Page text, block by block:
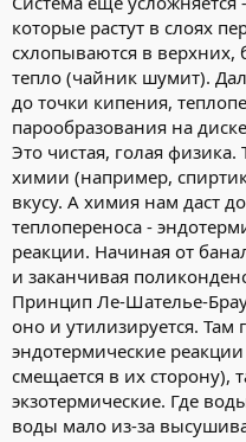
которые растут в слоях
схлопываются в верхних,
тепло (чайник шумит).
до точки кипения,
парообразования на
Это чистая, голая
химии (например,
вкусу. А химия нам даст
теплопереноса -
реакции. Начиная от
и заканчивая
Принцип Ле-Шателье-
оно и утилизируется. Там
эндотермические
смещается в их сторону),
экзотермические. Где
воды мало из-за